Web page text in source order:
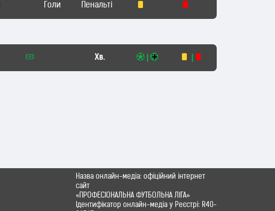
Голи Пенальті
Хв.
Назва онлайн-медіа: офіційний інтернет
сайт
«ПРОФЕСІОНАЛЬНА ФУТБОЛЬНА ЛІГА»
Ідентифікатор онлайн-медіа у Реєстрі: R40-